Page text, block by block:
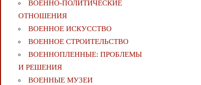
ВОЕННО-ПОЛИТИЧЕСКИE
ОТНОШЕНИЯ
ВОЕННОЕ ИСКУССТВО
ВОЕННОЕ СТРОИТЕЛЬСТВО
ВОЕННОПЛЕННЫЕ: ПРОБЛЕМЫ
И РЕШЕНИЯ
ВОЕННЫЕ МУЗЕИ